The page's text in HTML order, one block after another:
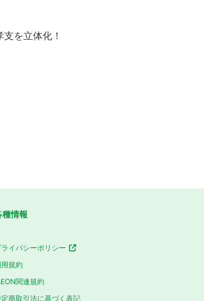
を立体化！
種情報
ライバシーポリシー
規約
関連規約
商取引法に基づく表記